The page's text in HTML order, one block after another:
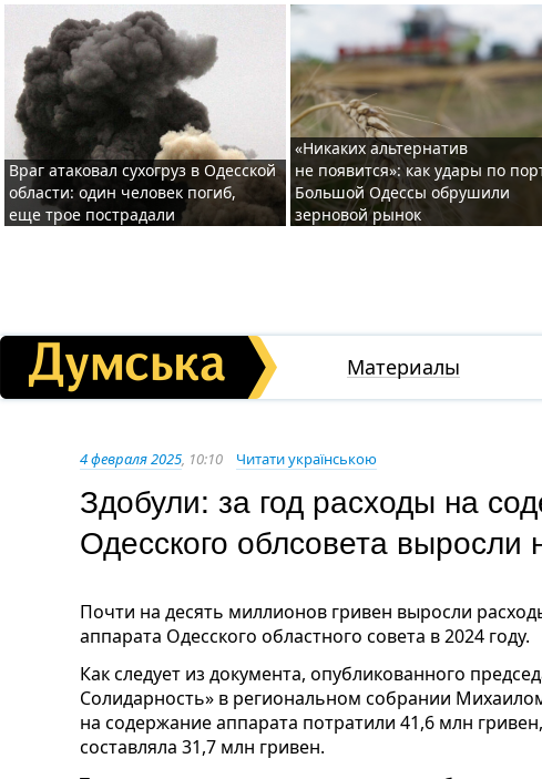
Враг атаковал сухогруз в Одесской
области: один человек погиб,
еще трое пострадали
«Никаких альтернатив
не появится»: как удары по
Большой Одессы обрушили
зерновой рынок
Материалы
4 февраля 2025, 10:10 Читати українською
Здобули: за год расходы на
Одесского облсовета выросли
Почти на десять миллионов гривен выросли
аппарата Одесского областного совета в 2024 году.
Как следует из документа, опубликованного
Солидарность» в региональном собрании
на содержание аппарата потратили 41,6 млн
составляла 31,7 млн гривен.